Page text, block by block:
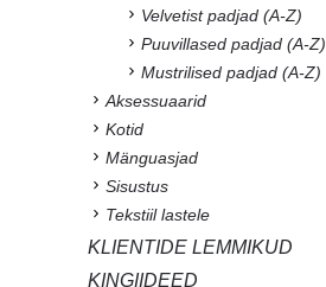
Velvetist padjad (A-Z)
Puuvillased padjad (A-Z)
Mustrilised padjad (A-Z)
Aksessuaarid
Kotid
Mänguasjad
Sisustus
Tekstiil lastele
KLIENTIDE LEMMIKUD
KINGIIDEED